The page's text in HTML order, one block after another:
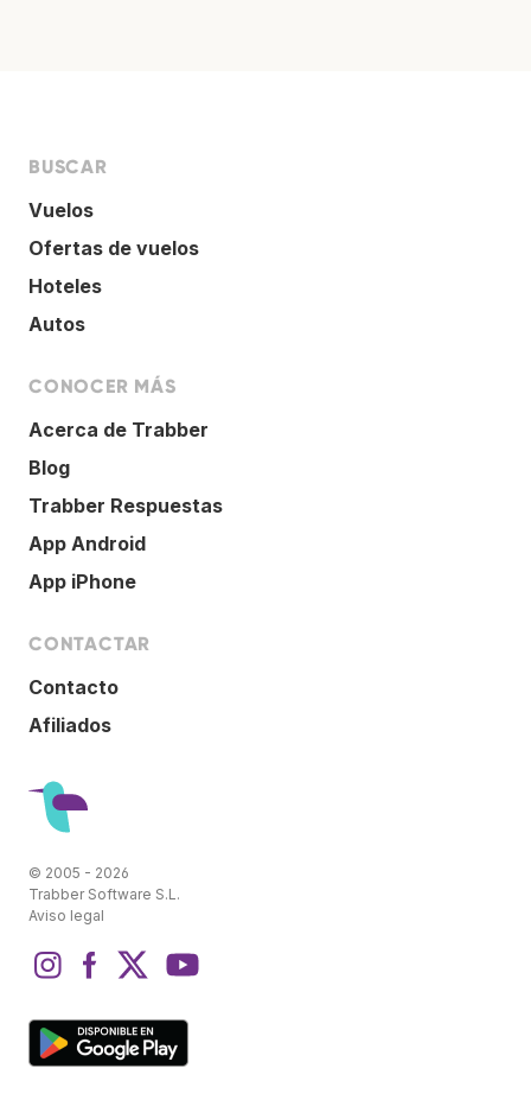
BUSCAR
Vuelos
Ofertas de vuelos
Hoteles
Autos
CONOCER MÁS
Acerca de Trabber
Blog
Trabber Respuestas
App Android
App iPhone
CONTACTAR
Contacto
Afiliados
© 2005 - 2026
Trabber Software S.L.
Aviso legal